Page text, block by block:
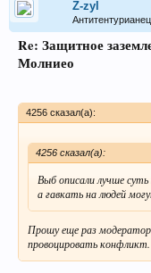
Z-zyl
Антитентурианец
Re: Защитное
Молниео
4256 сказал(а):
4256 сказал(а):
Выб описали лучше
а гавкать на людей
Прошу еще раз
провоцировать конфликт.